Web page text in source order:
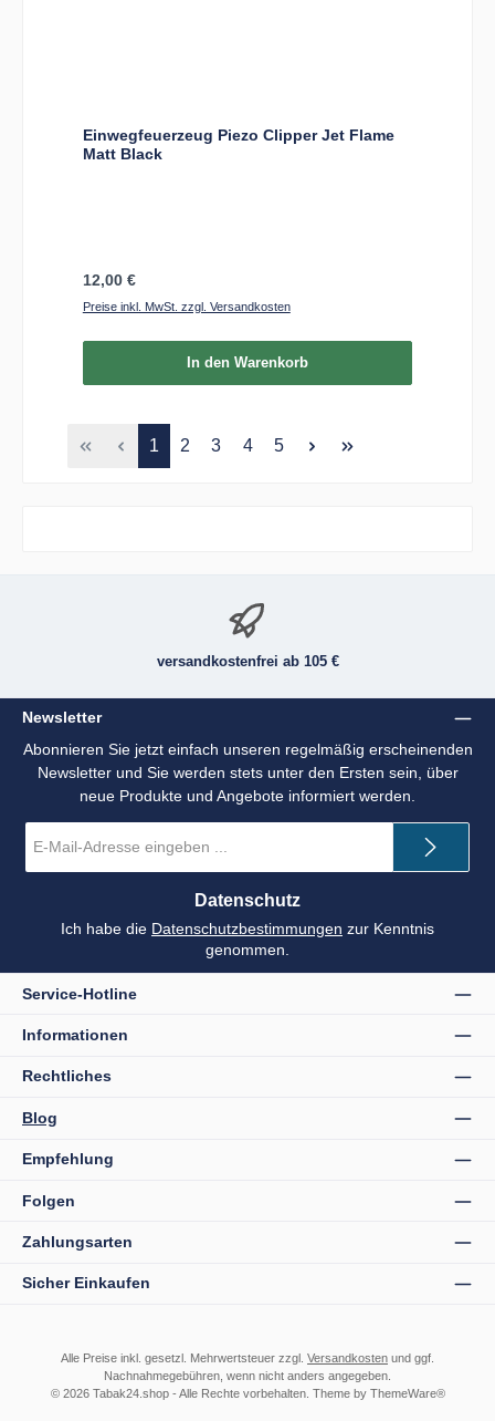
Einwegfeuerzeug Piezo Clipper Jet Flame
Matt Black
Regulärer Preis:
12,00 €
Preise inkl. MwSt. zzgl. Versandkosten
In den Warenkorb
Seite
1 Seite
2 Seite
3 Seite
4 Seite
5
versandkostenfrei ab 105 €
Newsletter
Abonnieren Sie jetzt einfach unseren regelmäßig erscheinenden
Newsletter und Sie werden stets unter den Ersten sein, über
neue Produkte und Angebote informiert werden.
Mail-
*
Datenschutz
Ich habe die Datenschutzbestimmungen zur Kenntnis
genommen.
Service-Hotline
Informationen
Rechtliches
Blog
Empfehlung
Folgen
Zahlungsarten
Sicher Einkaufen
Alle Preise inkl. gesetzl. Mehrwertsteuer zzgl. Versandkosten und ggf.
Nachnahmegebühren, wenn nicht anders angegeben.
© 2026 Tabak24.shop - Alle Rechte vorbehalten. Theme by ThemeWare®